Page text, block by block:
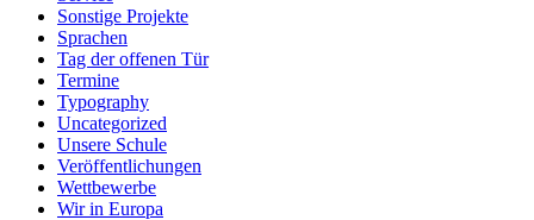
Sonstige Projekte
Sprachen
Tag der offenen Tür
Termine
Typography
Uncategorized
Unsere Schule
Veröffentlichungen
Wettbewerbe
Wir in Europa